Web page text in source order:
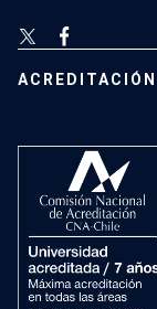
ACREDITACIÓN